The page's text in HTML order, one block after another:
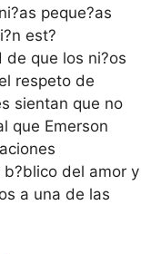
peque?as
est?
de que los ni?os
respeto de
sientan que no
que Emerson
del amor y
a una de las